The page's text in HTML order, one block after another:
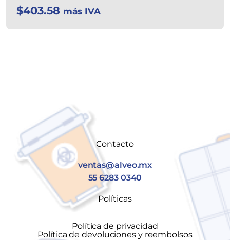
$403.58 más IVA
Contacto
ventas@alveo.mx
55 6283 0340
Políticas
Política de privacidad
Política de devoluciones y reembolsos